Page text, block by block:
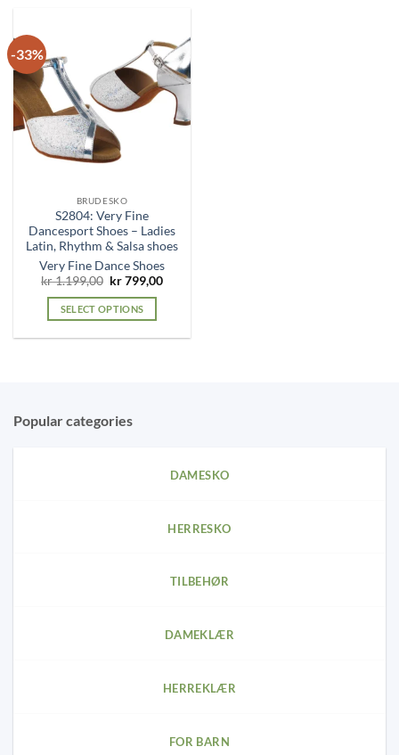
-33%
BRUDESKO
S2804: Very Fine
Dancesport Shoes – Ladies
Latin, Rhythm & Salsa shoes
Very Fine Dance Shoes
kr1.199,00 Original
was:
kr 1.199,00.
kr799,00Current
SELECT OPTIONS
The
Popular categories
DAMESKO
HERRESKO
TILBEHØR
DAMEKLÆR
HERREKLÆR
FOR BARN